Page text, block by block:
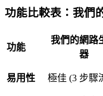
功能比較表：我們
功能
我們的網路
器
易用性 極佳 (3 步驟